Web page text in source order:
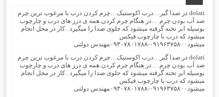
dolati در صدا گیر…درب اکوستیک…چرم کردن درب با مرغوب ترین چرم
ضد آب بودن چرم …در هنگام چرم کردن همه ی درز های درب و چارچوب
بوسیله ابر تخته گرفته میشود که جلوی صدا را میگیرد . کار در محل انجام
میشود که درب با چارچوب فیکس
میشود۰۹۱۹۶۳۷۵۸۰۰-۰۹۳۰۷۸۰۱۷۸۸مهندس دولتی
dolati در صدا گیر…درب اکوستیک…چرم کردن درب با مرغوب ترین چرم
ضد آب بودن چرم …در هنگام چرم کردن همه ی درز های درب و چارچوب
بوسیله ابر تخته گرفته میشود که جلوی صدا را میگیرد . کار در محل انجام
میشود که درب با چارچوب فیکس
میشود۰۹۱۹۶۳۷۵۸۰۰-۰۹۳۰۷۸۰۱۷۸۸مهندس دولتی